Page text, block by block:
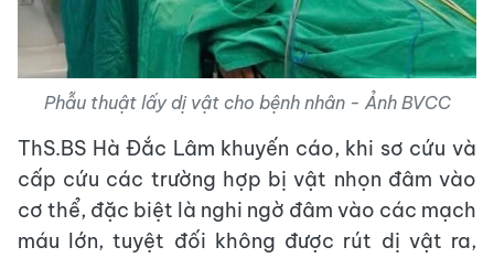
Phẫu thuật lấy dị vật cho bệnh nhân - Ảnh BVCC
ThS.BS Hà Đắc Lâm khuyến cáo, khi sơ cứu và
cấp cứu các trường hợp bị vật nhọn đâm vào
cơ thể, đặc biệt là nghi ngờ đâm vào các mạch
máu lớn, tuyệt đối không được rút dị vật ra,